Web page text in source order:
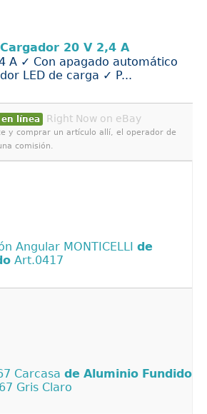
Cargador 20 V 2,4 A
A ✓ Con apagado automático
LED de carga ✓ P...
línea Right Now on eBay
y comprar un artículo allí, el operador de
comisión.
Angular MONTICELLI de
Art.0417
Carcasa de Aluminio Fundido
Gris Claro